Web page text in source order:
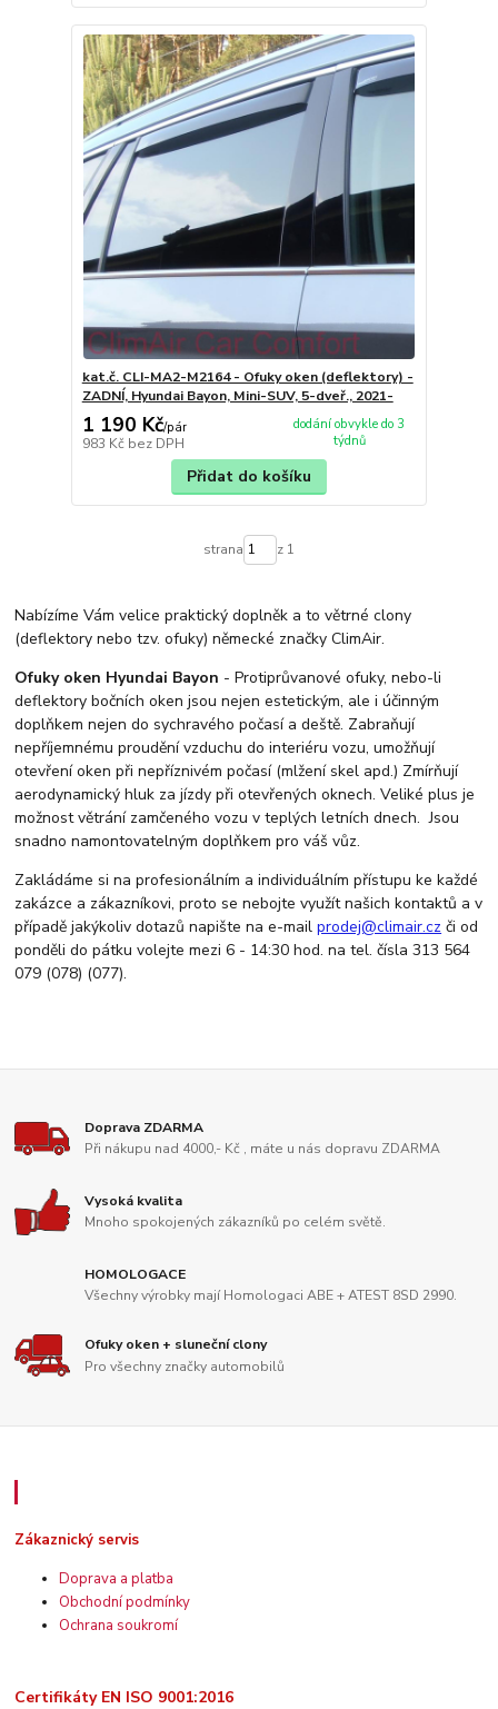
kat.č. CLI-MA2-M2164 - Ofuky oken (deflektory) -
ZADNÍ, Hyundai Bayon, Mini-SUV, 5-dveř., 2021-
1 190 Kč/pár
983 Kč bez DPH
dodání obvykle do 3
týdnů
Přidat do košíku
strana z 1
Nabízíme Vám velice praktický doplněk a to větrné clony
(deflektory nebo tzv. ofuky) německé značky ClimAir.
Ofuky oken Hyundai Bayon - Protiprůvanové ofuky, nebo-li
deflektory bočních oken jsou nejen estetickým, ale i účinným
doplňkem nejen do sychravého počasí a deště. Zabraňují
nepříjemnému proudění vzduchu do interiéru vozu, umožňují
otevření oken při nepříznivém počasí (mlžení skel apd.) Zmírňují
aerodynamický hluk za jízdy při otevřených oknech. Veliké plus je
možnost větrání zamčeného vozu v teplých letních dnech. Jsou
snadno namontovatelným doplňkem pro váš vůz.
Zakládáme si na profesionálním a individuálním přístupu ke každé
zakázce a zákazníkovi, proto se nebojte využít našich kontaktů a v
případě jakýkoliv dotazů napište na e-mailprodej@climair.cz či od
ponděli do pátku volejte mezi 6 - 14:30 hod. na tel. čísla 313 564
079 (078) (077).
Doprava ZDARMA
Při nákupu nad 4000,- Kč , máte u nás dopravu ZDARMA
Vysoká kvalita
Mnoho spokojených zákazníků po celém světě.
HOMOLOGACE
Všechny výrobky mají Homologaci ABE + ATEST 8SD 2990.
Ofuky oken + sluneční clony
Pro všechny značky automobilů
Zákaznický servis
Doprava a platba
Obchodní podmínky
Ochrana soukromí
Certifikáty EN ISO 9001:2016